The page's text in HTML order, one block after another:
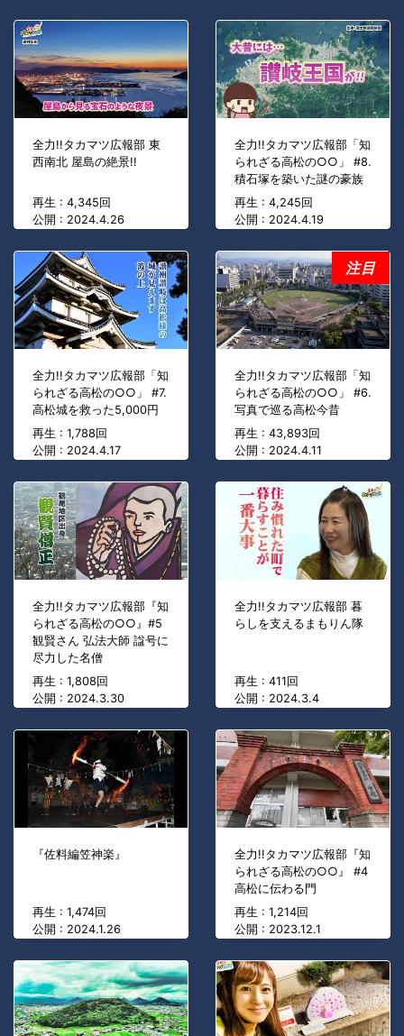
全力!!タカマツ広報部 東
西南北 屋島の絶景!!
再生 : 4,345回
公開 : 2024.4.26
全力!!タカマツ広報部「知
られざる高松の○○」 #8.
積石塚を築いた謎の豪族
再生 : 4,245回
公開 : 2024.4.19
全力!!タカマツ広報部「知
られざる高松の○○」 #7.
高松城を救った5,000円
再生 : 1,788回
公開 : 2024.4.17
全力!!タカマツ広報部「知
られざる高松の○○」 #6.
写真で巡る高松今昔
再生 : 43,893回
公開 : 2024.4.11
注目
全力!!タカマツ広報部『知
られざる高松の○○』#5
観賢さん 弘法大師 諡号に
尽力した名僧
再生 : 1,808回
公開 : 2024.3.30
全力!!タカマツ広報部 暮
らしを支えるまもりん隊
再生 : 411回
公開 : 2024.3.4
『佐料編笠神楽』
再生 : 1,474回
公開 : 2024.1.26
全力!!タカマツ広報部『知
られざる高松の○○』 #4
高松に伝わる門
再生 : 1,214回
公開 : 2023.12.1